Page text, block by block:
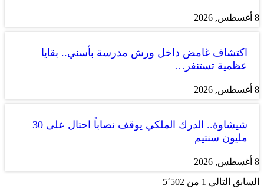
8 أغسطس, 2026
اكتشاف غامض داخل ورش مدرسة بأسني.. بقايا
عظمية تستنفر…
8 أغسطس, 2026
شيشاوة.. الدرك الملكي يوقف نصاباً احتال على 30
مليون سنتيم
8 أغسطس, 2026
السابق التالي 1 من 5٬502